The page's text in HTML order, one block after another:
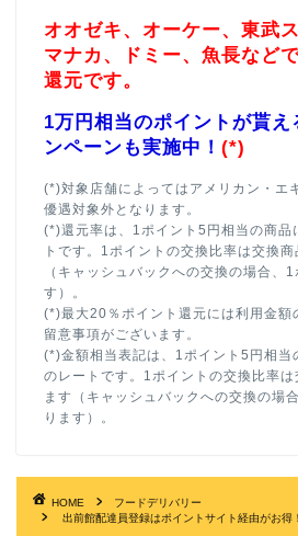
オオゼキ、オーケー、東武
マナカ、ドミー、魚長など
還元です。
1万円相当のポイントが貰え
ンペーンも実施中！ (*)
(*)対象店舗によってはアメリカン・エ
優遇対象外となります。
(*)還元率は、1ポイント5円相当の商品
トです。1ポイントの交換比率は交換
（キャッシュバックへの交換の場合、
す）。
(*)最大20％ポイント還元には利用金額
留意事項がございます。
(*)金額相当表記は、1ポイント5円相当
のレートです。1ポイントの交換比率は
ます（キャッシュバックへの交換の場
ります）。
HOME
フードデリバリー
出前館配達員登録はポイントサイト経由がお得